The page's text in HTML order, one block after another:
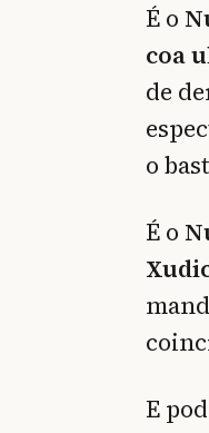
É o
coa
de
o
É o
E